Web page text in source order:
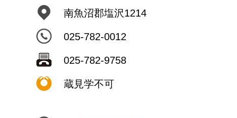
南魚沼郡塩沢1214
025-782-0012
025-782-9758
蔵見学不可